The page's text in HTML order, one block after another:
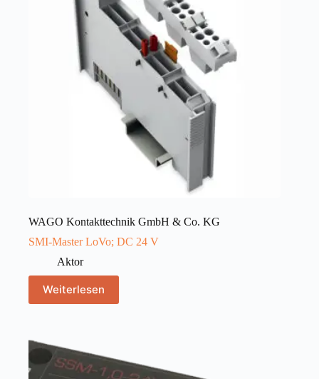
WAGO Kontakttechnik GmbH & Co. KG
SMI-Master LoVo; DC 24 V
Aktor
Weiterlesen